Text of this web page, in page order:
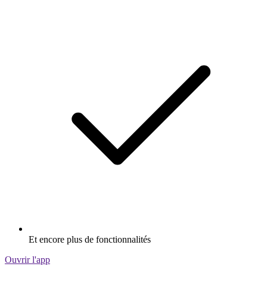
Et encore plus de fonctionnalités
Ouvrir l'app